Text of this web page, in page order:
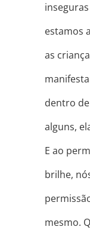
estamos
as
dentro
alguns,
E ao
brilhe,
mesmo.